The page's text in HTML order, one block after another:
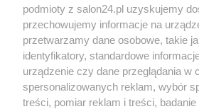
Społeczeństwo
Kultura
podmioty z salon24.pl uzyskujemy
przechowujemy informacje na
przetwarzamy dane osobowe, takie
identyfikatory, standardowe
urządzenie czy dane przeglądania w
spersonalizowanych reklam, wybór
treści, pomiar reklam i treści,